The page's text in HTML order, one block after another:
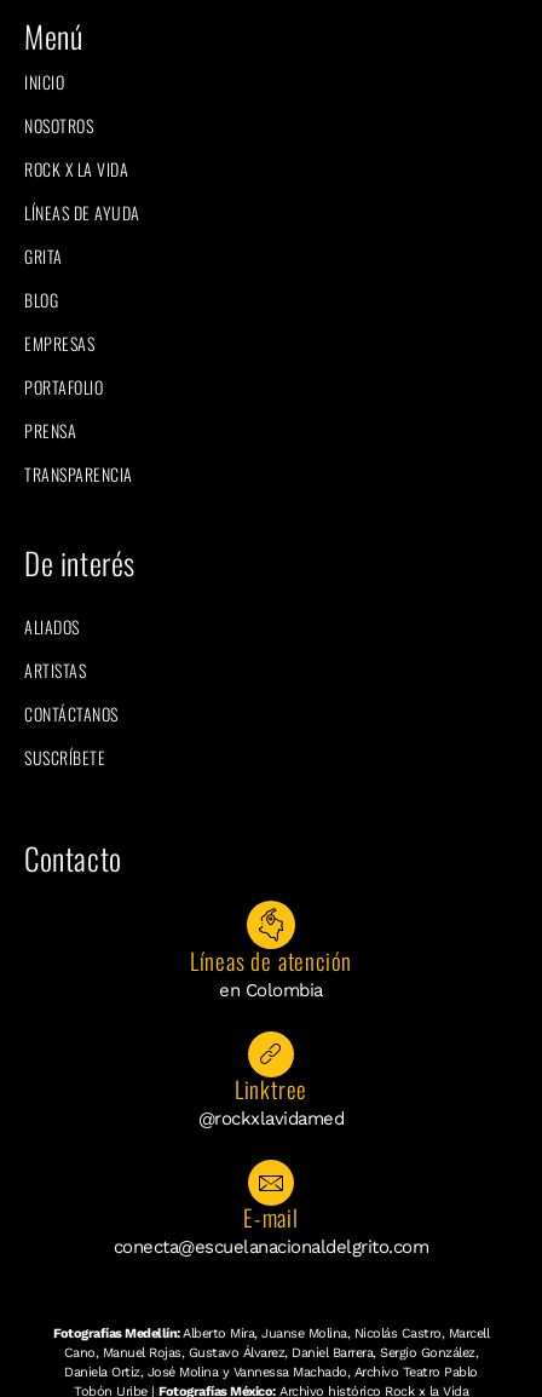
Menú
INICIO
NOSOTROS
ROCK X LA VIDA
LÍNEAS DE AYUDA
GRITA
BLOG
EMPRESAS
PORTAFOLIO
PRENSA
TRANSPARENCIA
De interés
ALIADOS
ARTISTAS
CONTÁCTANOS
SUSCRÍBETE
Contacto
Líneas de atención
en Colombia
Linktree
@rockxlavidamed
E-mail
conecta@escuelanacionaldelgrito.com
Fotografías Medellín:Alberto Mira, Juanse Molina, Nicolás Castro, Marcell
Cano, Manuel Rojas, Gustavo Álvarez, Daniel Barrera, Sergio González,
Daniela Ortiz, José Molina y Vannessa Machado, Archivo Teatro Pablo
Tobón Uribe | Fotografías México:Archivo histórico Rock x la Vida